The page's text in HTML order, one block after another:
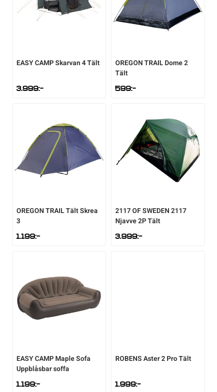
EASY CAMPSkarvan 4 Tält
3.999:-
OREGON TRAILDome 2
Tält
599:-
OREGON TRAILTält Skrea
3
1.199:-
2117 OF SWEDEN2117
Njavve 2P Tält
3.999:-
EASY CAMPMaple Sofa
Uppblåsbar soffa
1.199:-
ROBENSAster 2 Pro Tält
1.999:-